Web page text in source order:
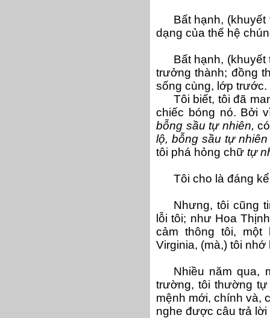
Bất hạnh,
dạng của thế hệ
Bất hạnh,
trưởng thành; đồng
sống cùng, lớp trước.
Tôi biết, tôi đã
chiếc bóng nó. Bởi
bỗng sầu tự nhiên,
lộ, bỗng sầu tự
tôi phá hỏng chữ tự
Tôi cho là đáng
Nhưng, tôi cũng
lỗi tôi; như Hoa
cảm thông tôi,
Virginia, (mà,) tôi
Nhiều năm qua,
trường, tôi thường
mệnh mới, chính và,
nghe được câu trả